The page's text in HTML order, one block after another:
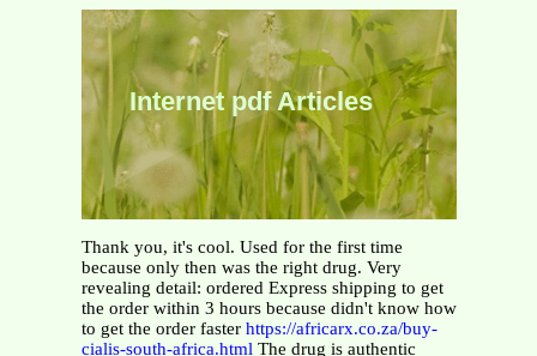
Internet pdf Articles
Thank you, it's cool. Used for the first time
because only then was the right drug. Very
revealing detail: ordered Express shipping to get
the order within 3 hours because didn't know how
to get the order faster https://africarx.co.za/buy-
cialis-south-africa.html The drug is authentic